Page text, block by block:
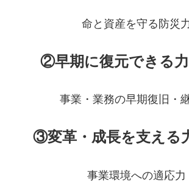
命と資産を守る防災
②早期に復元できる
事業・業務の早期復旧・
③変革・成長を支える
事業環境への適応力